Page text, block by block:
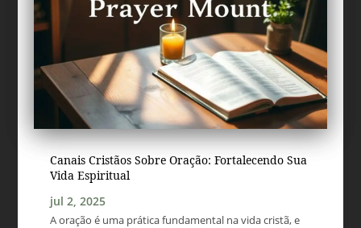
Canais Cristãos Sobre Oração: Fortalecendo Sua
Vida Espiritual
jul 2, 2025
A oração é uma prática fundamental na vida cristã, e